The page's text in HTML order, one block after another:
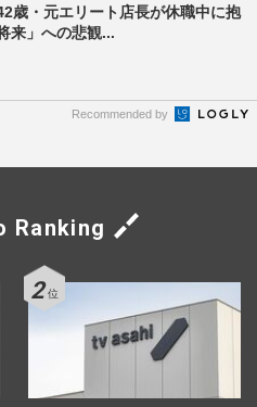
歳・元エリート店長が休職中に抱
来」への悲観...
Recommended by
Ranking